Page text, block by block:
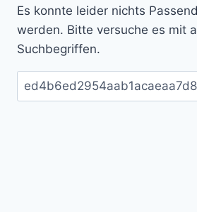
Es konnte leider nichts
werden. Bitte versuche es mit
Suchbegriffen.
Suchen
nach: